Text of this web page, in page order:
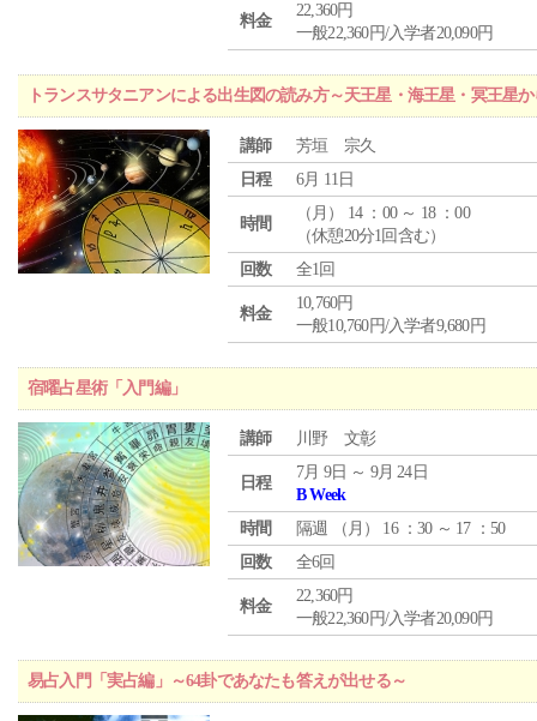
料金
22,360円
一般22,360円/入学者20,090円
トランスサタニアンによる出生図の読み方～天王星・海王星・冥王星
講師
芳垣 宗久
日程
6月 11日
時間
（ 月 ） 14 ：00 ～ 18 ：00
（休憩20分1回含む）
回数
全1回
料金
10,760円
一般10,760円/入学者9,680円
宿曜占星術「入門編」
講師 川野 文彰
日程
7月 9日 ～ 9月 24日
B Week
時間
隔週 （ 月 ） 16 ：30 ～ 17 ：50
回数
全6回
料金
22,360円
一般22,360円/入学者20,090円
易占入門「実占編」～64卦であなたも答えが出せる～